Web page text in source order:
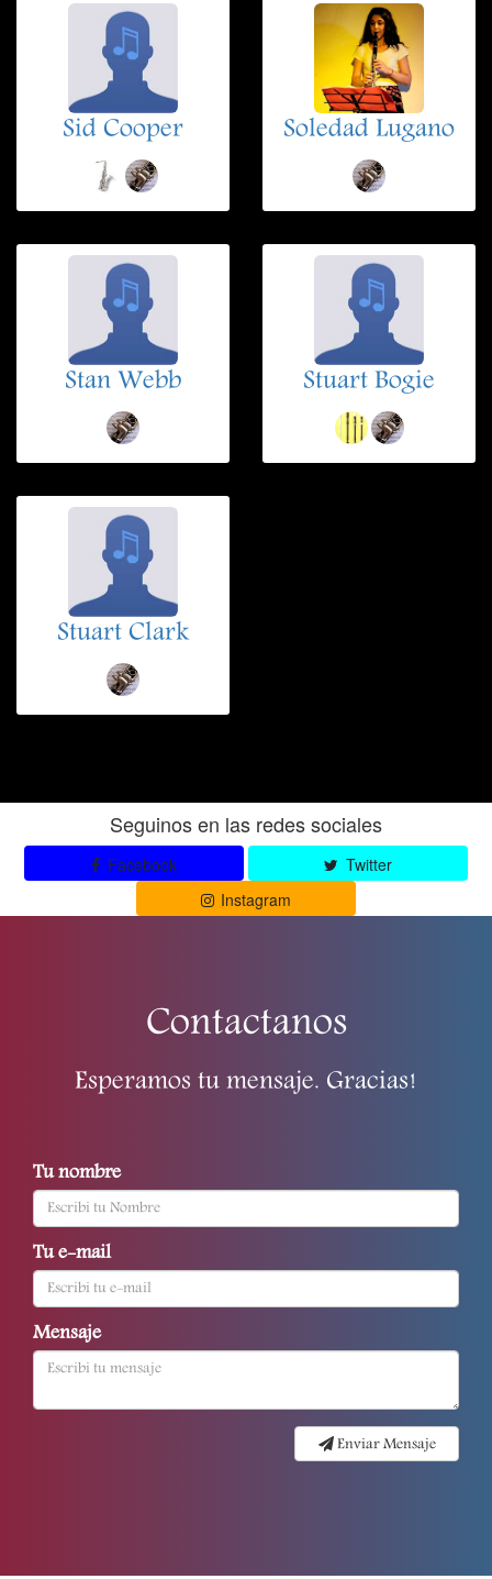
Sid Cooper Soledad Lugano
Stan Webb Stuart Bogie
Stuart Clark
Seguinos en las redes sociales
Facebook
Twitter
Instagram
Contactanos
Esperamos tu mensaje. Gracias!
Tu nombre
Tu e-mail
Mensaje
Enviar Mensaje